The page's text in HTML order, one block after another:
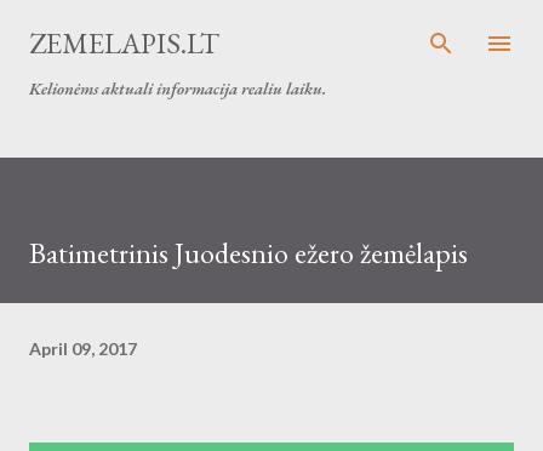
Skip to main content
ZEMELAPIS.LT
Kelionėms aktuali informacija realiu laiku.
Batimetrinis Juodesnio ežero žemėlapis
April 09, 2017